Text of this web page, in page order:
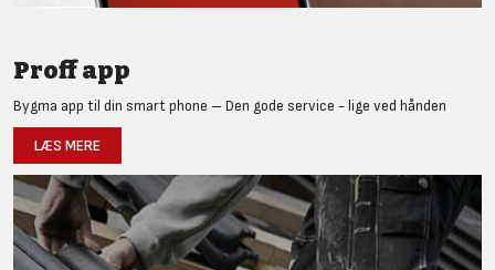
Proff app
Bygma app til din smart phone – Den gode service - lige ved hånden
LÆS MERE